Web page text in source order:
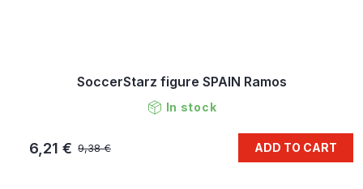
SoccerStarz figure SPAIN Ramos
In stock
9,38 €
6,21 € ADD TO CART